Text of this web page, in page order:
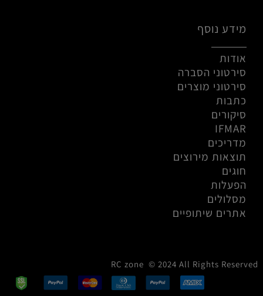
מידע נוסף
אודות
סירטוני הסברה
סירטוני מוצרים
כתבות
סיקורים
IFMAR
מדריכים
תוצאות מירוצים
חוגים
הפעלות
מסלולים
אתרים שיתופיים
RC zone © 2024 All Rights Reserved